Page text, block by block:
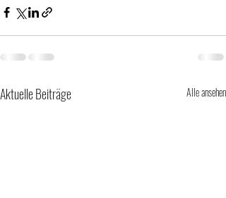
Aktuelle Beiträge Alle ansehen